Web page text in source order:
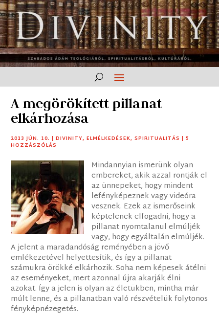
A megörökített pillanat
elkárhozása
2013 JÚN. 10. |DIVINITY,ELMÉLKEDÉSEK,SPIRITUALITÁS |5
HOZZÁSZÓLÁS
Mindannyian ismerünk olyan
embereket, akik azzal rontják el
az ünnepeket, hogy mindent
lefényképeznek vagy videóra
vesznek. Ezek az ismerőseink
képtelenek elfogadni, hogy a
pillanat nyomtalanul elmúljék
vagy, hogy egyáltalán elmúljék.
A jelent a maradandóság reményében a jövő
emlékezetével helyettesítik, és így a pillanat
számukra örökké elkárhozik. Soha nem képesek átélni
az eseményeket, mert azonnal újra akarják élni
azokat. Így a jelen is olyan az életükben, mintha már
múlt lenne, és a pillanatban való részvételük folytonos
fényképnézegetés.